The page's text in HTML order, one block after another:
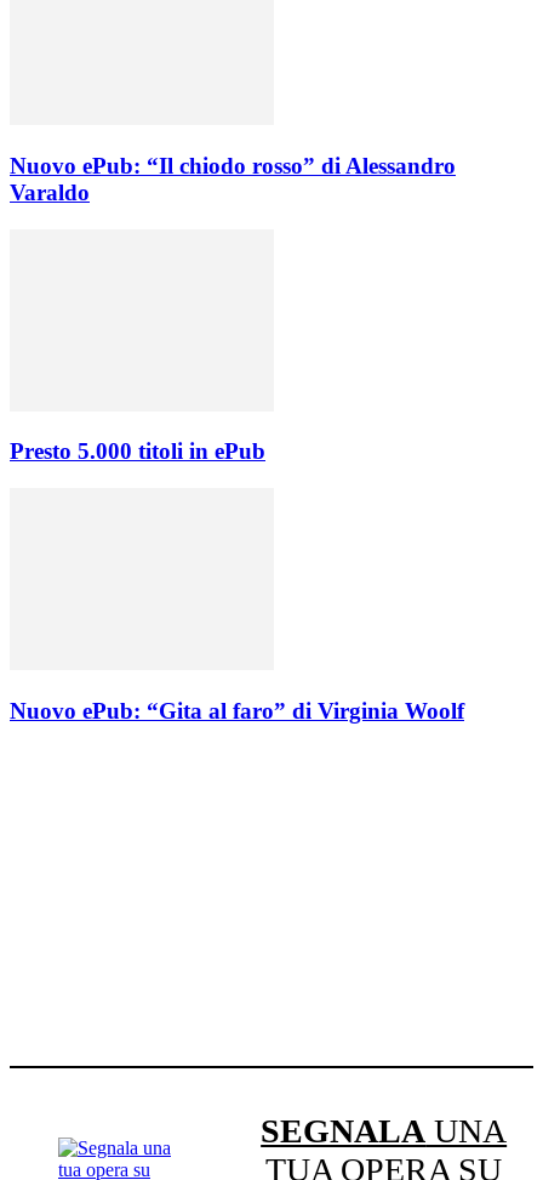
Nuovo ePub: “Il chiodo rosso” di Alessandro
Varaldo
Presto 5.000 titoli in ePub
Nuovo ePub: “Gita al faro” di Virginia Woolf
SEGNALA UNA
TUA OPERA SU